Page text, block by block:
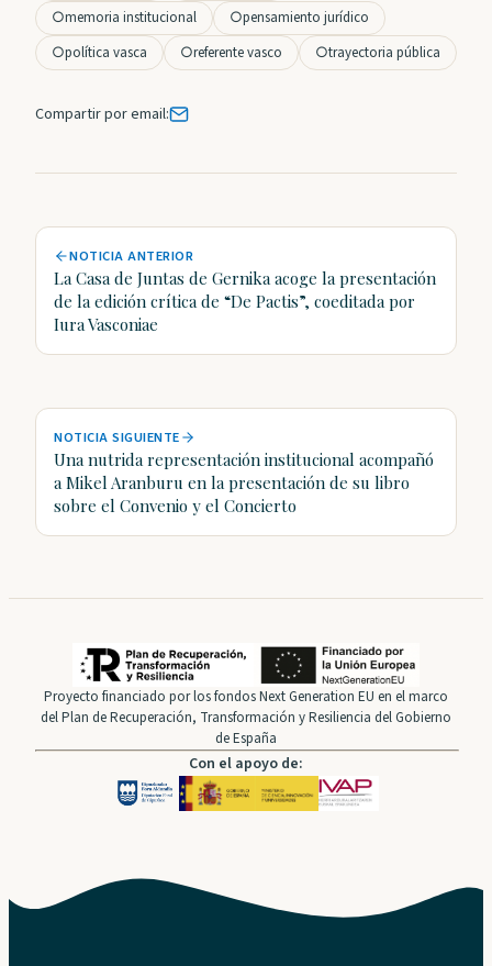
○memoria institucional ○pensamiento jurídico
○política vasca ○referente vasco ○trayectoria pública
Compartir por email:
NOTICIA ANTERIOR
La Casa de Juntas de Gernika acoge la presentación
de la edición crítica de “De Pactis”, coeditada por
Iura Vasconiae
NOTICIA SIGUIENTE
Una nutrida representación institucional acompañó
a Mikel Aranburu en la presentación de su libro
sobre el Convenio y el Concierto
Proyecto financiado por los fondos Next Generation EU en el marco
del Plan de Recuperación, Transformación y Resiliencia del Gobierno
de España
Con el apoyo de: